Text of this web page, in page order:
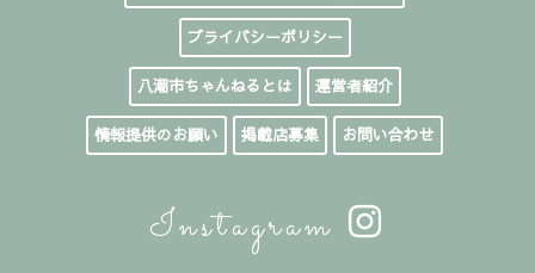
プライバシーポリシー
八潮市ちゃんねるとは 運営者紹介
情報提供のお願い 掲載店募集 お問い合わせ
Instagram